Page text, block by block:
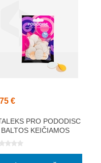
€
PRO PODODISC
KEIČIAMOS
PEDIKIŪRO